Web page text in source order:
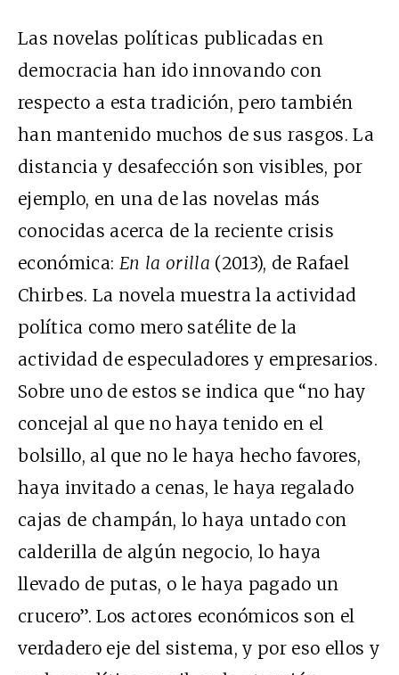
Las novelas políticas publicadas en
democracia han ido innovando con
respecto a esta tradición, pero también
han mantenido muchos de sus rasgos. La
distancia y desafección son visibles, por
ejemplo, en una de las novelas más
conocidas acerca de la reciente crisis
económica: En la orilla (2013), de Rafael
Chirbes. La novela muestra la actividad
política como mero satélite de la
actividad de especuladores y empresarios.
Sobre uno de estos se indica que “no hay
concejal al que no haya tenido en el
bolsillo, al que no le haya hecho favores,
haya invitado a cenas, le haya regalado
cajas de champán, lo haya untado con
calderilla de algún negocio, lo haya
llevado de putas, o le haya pagado un
crucero”. Los actores económicos son el
verdadero eje del sistema, y por eso ellos y